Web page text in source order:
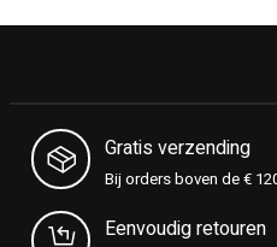
Gratis verzending
Bij orders boven de €
Eenvoudig retouren